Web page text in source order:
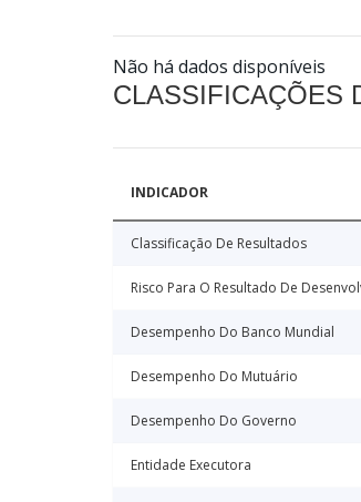
Não há dados disponíveis
CLASSIFICAÇÕES
INDICADOR
Classificação De Resultados
Risco Para O Resultado De
Desempenho Do Banco Mundial
Desempenho Do Mutuário
Desempenho Do Governo
Entidade Executora